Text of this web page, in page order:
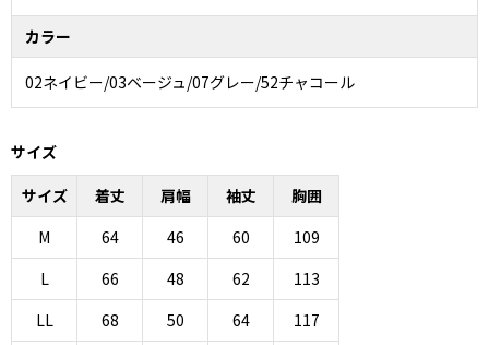
カラー
02ネイビー/03ベージュ/07グレー/52チャコール
サイズ
サイズ
着丈 肩幅 袖丈
胸囲
M
64 46 60
109
L
66 48 62
113
LL
68 50 64
117